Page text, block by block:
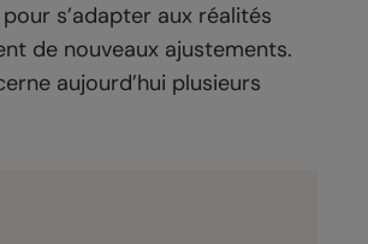
s’adapter aux réalités
de nouveaux ajustements.
aujourd’hui plusieurs